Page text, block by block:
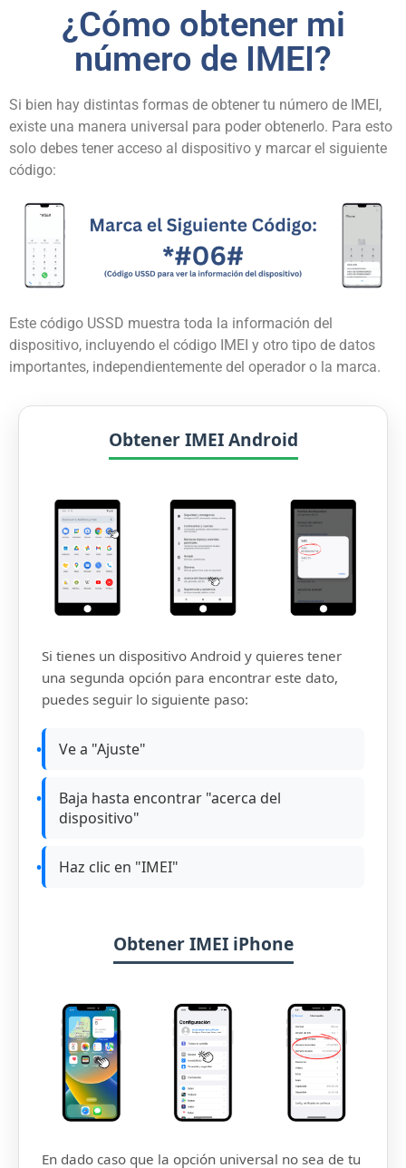
¿Cómo obtener mi
número de IMEI?
Si bien hay distintas formas de obtener tu número de IMEI,
existe una manera universal para poder obtenerlo. Para esto
solo debes tener acceso al dispositivo y marcar el siguiente
código:
Este código USSD muestra toda la información del
dispositivo, incluyendo el código IMEI y otro tipo de datos
importantes, independientemente del operador o la marca.
Obtener IMEI Android
Si tienes un dispositivo Android y quieres tener
una segunda opción para encontrar este dato,
puedes seguir lo siguiente paso:
Ve a "Ajuste"
Baja hasta encontrar "acerca del
dispositivo"
Haz clic en "IMEI"
Obtener IMEI iPhone
En dado caso que la opción universal no sea de tu